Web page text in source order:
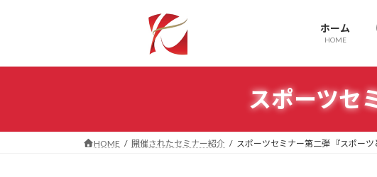
ホーム
HOME
スポーツセ
HOME 開催されたセミナー紹介 スポーツセミナー第二弾 『スポーツ